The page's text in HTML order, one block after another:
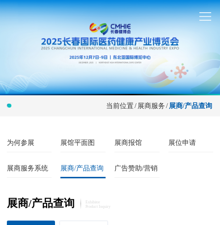
当前位置/ 展商服务 /展商/产品查询
为何参展 展馆平面图 展商报馆 展位申请
展商服务系统 展商/产品查询 广告赞助/营销
展商/产品查询
Exhibitor
Product Inquiry